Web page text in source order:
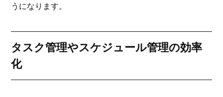
うになります。
タスク管理やスケジュール管理の効率
化